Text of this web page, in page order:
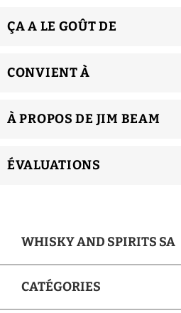
ÇA A LE GOÛT DE
CONVIENT À
À PROPOS DE JIM BEAM
ÉVALUATIONS
WHISKY AND SPIRITS SA
CATÉGORIES